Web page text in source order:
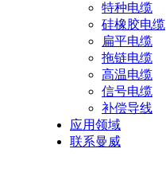
特种电缆
硅橡胶电缆
扁平电缆
拖链电缆
高温电缆
信号电缆
补偿导线
应用领域
联系曼威